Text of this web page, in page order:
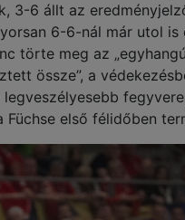
3-6 állt az
6-6-nál már utol
törte meg az
össze”, a
első félidőben